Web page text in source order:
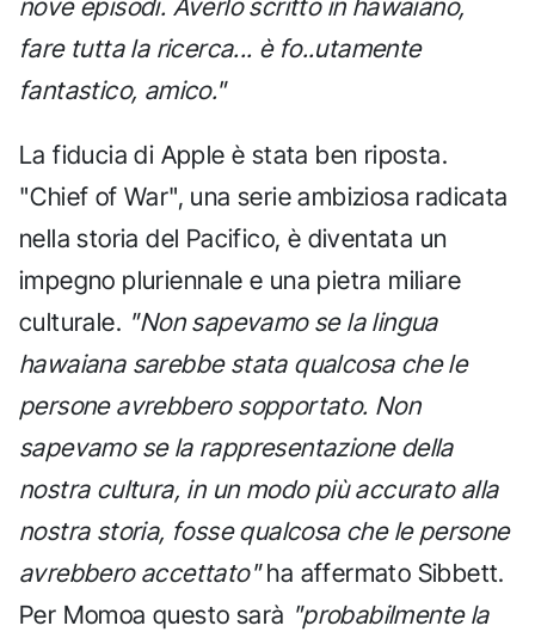
nove episodi. Averlo scritto in hawaiano,
fare tutta la ricerca... è fo..utamente
fantastico, amico."
La fiducia di Apple è stata ben riposta.
"Chief of War", una serie ambiziosa radicata
nella storia del Pacifico, è diventata un
impegno pluriennale e una pietra miliare
culturale. "Non sapevamo se la lingua
hawaiana sarebbe stata qualcosa che le
persone avrebbero sopportato. Non
sapevamo se la rappresentazione della
nostra cultura, in un modo più accurato alla
nostra storia, fosse qualcosa che le persone
avrebbero accettato"ha affermato Sibbett.
Per Momoa questo sarà "probabilmente la